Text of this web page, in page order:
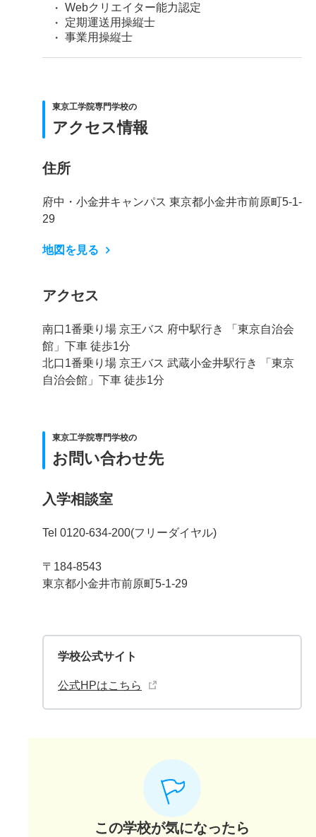
Webクリエイター能力認定
定期運送用操縦士
事業用操縦士
東京工学院専門学校の
アクセス情報
住所
府中・小金井キャンパス 東京都小金井市前原町5-1-
29
地図を見る
アクセス
南口1番乗り場 京王バス 府中駅行き 「東京自治会
館」下車 徒歩1分
北口1番乗り場 京王バス 武蔵小金井駅行き 「東京
自治会館」下車 徒歩1分
東京工学院専門学校の
お問い合わせ先
入学相談室
Tel 0120-634-200(フリーダイヤル)
〒184-8543
東京都小金井市前原町5-1-29
学校公式サイト
公式HPはこちら
この学校が気になったら